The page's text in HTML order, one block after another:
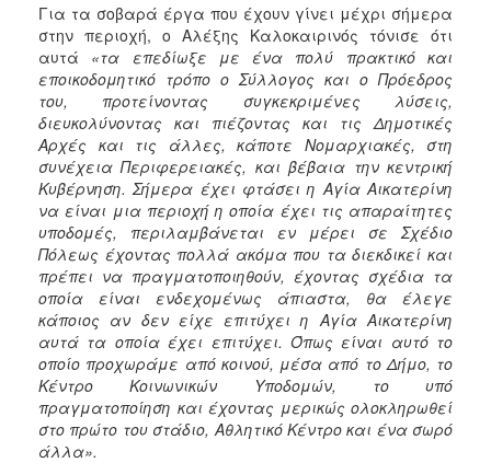
Για τα σοβαρά έργα που έχουν γίνει μέχρι σήμερα
στην περιοχή, ο Αλέξης Καλοκαιρινός τόνισε ότι
αυτά «τα επεδίωξε με ένα πολύ πρακτικό και
εποικοδομητικό τρόπο ο Σύλλογος και ο Πρόεδρος
του, προτείνοντας συγκεκριμένες λύσεις,
διευκολύνοντας και πιέζοντας και τις Δημοτικές
Αρχές και τις άλλες, κάποτε Νομαρχιακές, στη
συνέχεια Περιφερειακές, και βέβαια την κεντρική
Κυβέρνηση. Σήμερα έχει φτάσει η Αγία Αικατερίνη
να είναι μια περιοχή η οποία έχει τις απαραίτητες
υποδομές, περιλαμβάνεται εν μέρει σε Σχέδιο
Πόλεως έχοντας πολλά ακόμα που τα διεκδικεί και
πρέπει να πραγματοποιηθούν, έχοντας σχέδια τα
οποία είναι ενδεχομένως άπιαστα, θα έλεγε
κάποιος αν δεν είχε επιτύχει η Αγία Αικατερίνη
αυτά τα οποία έχει επιτύχει. Όπως είναι αυτό το
οποίο προχωράμε από κοινού, μέσα από το Δήμο, το
Κέντρο Κοινωνικών Υποδομών, το υπό
πραγματοποίηση και έχοντας μερικώς ολοκληρωθεί
στο πρώτο του στάδιο, Αθλητικό Κέντρο και ένα σωρό
άλλα».